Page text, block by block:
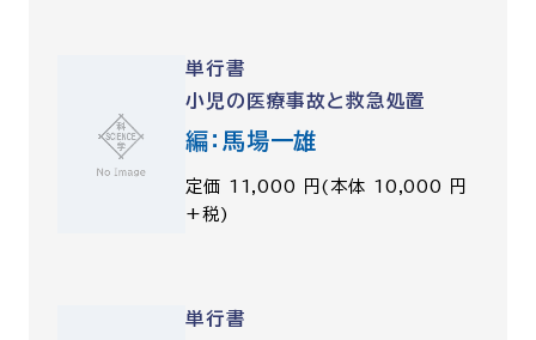
単行書
小児の医療事故と救急処置
編：馬場一雄
定価 11,000 円(本体 10,000 円
+税)
単行書